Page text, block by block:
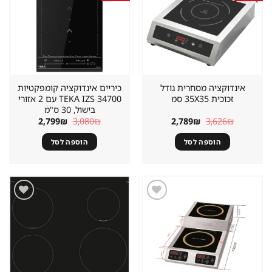
אינדוקציה מסחרית גודל
זכוכית 35X35 סמ
3,626₪ המחיר
המקורי
היה:
3,626₪.
2,789₪ המחיר
הוספה לסל
כיריים אינדוקציה קומפקטיות
TEKA IZS 34700 עם 2 אזורי
בישול, 30 ס"מ
3,080₪ המחיר
המקורי
היה:
3,080₪.
2,799₪ המחיר
הוספה לסל
מוצר
במועדפים